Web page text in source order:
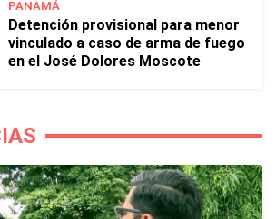
PANAMÁ
Detención provisional para menor
vinculado a caso de arma de fuego
en el José Dolores Moscote